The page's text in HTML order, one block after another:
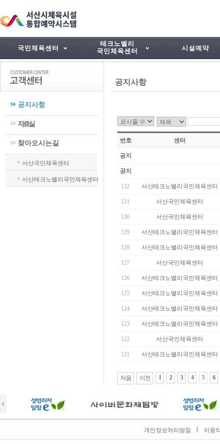
국민체육센터
테크노벨리
국민체육센터
시설예약
공지사항
자료실
찾아오시는길
서산국민체육센터
서산테크노밸리국민체육센터
공지사항
번호 센터
공지
공지
132 서산테크노밸리국민체육센터
131 서산국민체육센터
130 서산국민체육센터
129 서산테크노밸리국민체육센터
128 서산테크노밸리국민체육센터
127 서산국민체육센터
126 서산테크노밸리국민체육센터
125 서산테크노밸리국민체육센터
124 서산테크노밸리국민체육센터
123 서산테크노밸리국민체육센터
122 서산국민체육센터
121 서산테크노밸리국민체육센터
처음 이전 1 2 3 4 5 6
개인정보처리방침 이용